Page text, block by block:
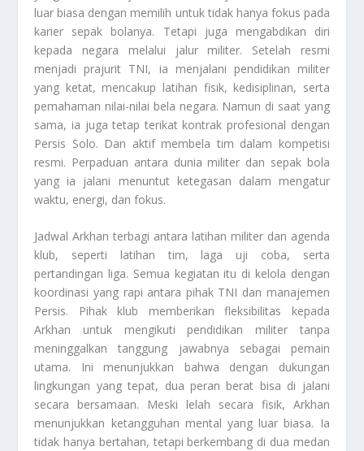
luar biasa dengan memilih untuk tidak hanya fokus pada
karier sepak bolanya. Tetapi juga mengabdikan diri
kepada negara melalui jalur militer. Setelah resmi
menjadi prajurit TNI, ia menjalani pendidikan militer
yang ketat, mencakup latihan fisik, kedisiplinan, serta
pemahaman nilai-nilai bela negara. Namun di saat yang
sama, ia juga tetap terikat kontrak profesional dengan
Persis Solo. Dan aktif membela tim dalam kompetisi
resmi. Perpaduan antara dunia militer dan sepak bola
yang ia jalani menuntut ketegasan dalam mengatur
waktu, energi, dan fokus.
Jadwal Arkhan terbagi antara latihan militer dan agenda
klub, seperti latihan tim, laga uji coba, serta
pertandingan liga. Semua kegiatan itu di kelola dengan
koordinasi yang rapi antara pihak TNI dan manajemen
Persis. Pihak klub memberikan fleksibilitas kepada
Arkhan untuk mengikuti pendidikan militer tanpa
meninggalkan tanggung jawabnya sebagai pemain
utama. Ini menunjukkan bahwa dengan dukungan
lingkungan yang tepat, dua peran berat bisa di jalani
secara bersamaan. Meski lelah secara fisik, Arkhan
menunjukkan ketangguhan mental yang luar biasa. Ia
tidak hanya bertahan, tetapi berkembang di dua medan